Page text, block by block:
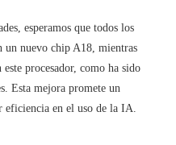
esperamos que todos los
un nuevo chip A18, mientras
procesador, como ha sido
Esta mejora promete un
en el uso de la IA.